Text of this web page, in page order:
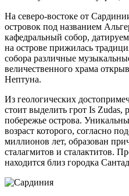
На северо-востоке от
островок под названием
кафедральный собор,
на острове прижилась
собора различные
величественного храма
Нептуна.
Из геологических
стоит выделить грот Is
побережье острова.
возраст которого, согласно
миллионов лет, образован
сталагмитов и сталактитов.
находится близ городка